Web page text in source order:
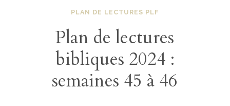
PLAN DE LECTURES PLF
Plan de lectures
bibliques 2024 :
semaines 45 à 46